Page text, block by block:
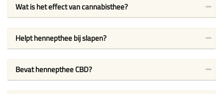
Wat is het effect van cannabisthee?
Helpt hennepthee bij slapen?
Bevat hennepthee CBD?